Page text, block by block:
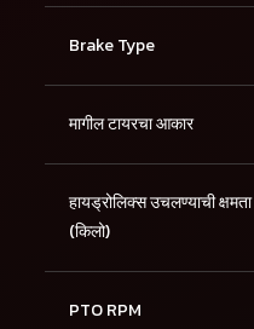
Brake Type
मागील टायरचा आकार
हायड्रोलिक्स उचलण्याची क्षमता
(किलो)
PTO RPM